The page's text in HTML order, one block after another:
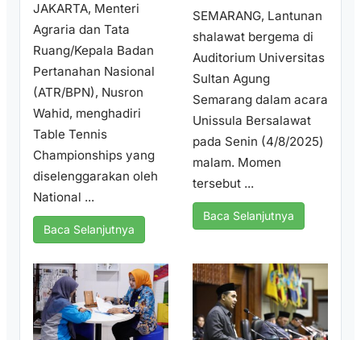
JAKARTA, Menteri
Agraria dan Tata
Ruang/Kepala Badan
Pertanahan Nasional
(ATR/BPN), Nusron
Wahid, menghadiri
Table Tennis
Championships yang
diselenggarakan oleh
National ...
Baca Selanjutnya
SEMARANG, Lantunan
shalawat bergema di
Auditorium Universitas
Sultan Agung
Semarang dalam acara
Unissula Bersalawat
pada Senin (4/8/2025)
malam. Momen
tersebut ...
Baca Selanjutnya